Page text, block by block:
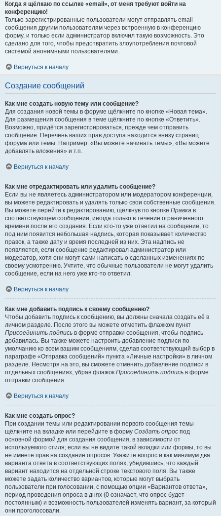
Когда я щёлкаю по ссылке «email», от меня требуют войти на
конференцию!
Только зарегистрированные пользователи могут отправлять email-
сообщения другим пользователям через встроенную в конференцию
форму, и только если администратор включил такую возможность. Это
сделано для того, чтобы предотвратить злоупотребления почтовой
системой анонимными пользователями.
Вернуться к началу
Создание сообщений
Как мне создать новую тему или сообщение?
Для создания новой темы в форуме щёлкните по кнопке «Новая тема».
Для размещения сообщения в теме щёлкните по кнопке «Ответить».
Возможно, придётся зарегистрироваться, прежде чем отправить
сообщение. Перечень ваших прав доступа находится внизу страниц
форума или темы. Например: «Вы можете начинать темы», «Вы можете
добавлять вложения» и т.п.
Вернуться к началу
Как мне отредактировать или удалить сообщение?
Если вы не являетесь администратором или модератором конференции,
вы можете редактировать и удалять только свои собственные сообщения.
Вы можете перейти к редактированию, щёлкнув по кнопке Правка в
соответствующем сообщении, иногда только в течение ограниченного
времени после его создания. Если кто-то уже ответил на сообщение, то
под ним появится небольшая надпись, которая показывает количество
правок, а также дату и время последней из них. Эта надпись не
появляется, если сообщение редактировал администратор или
модератор, хотя они могут сами написать о сделанных изменениях по
своему усмотрению. Учтите, что обычные пользователи не могут удалить
сообщение, если на него уже кто-то ответил.
Вернуться к началу
Как мне добавить подпись к своему сообщению?
Чтобы добавить подпись к сообщению, вы должны сначала создать её в
личном разделе. После этого вы можете отметить флажком пункт
Присоединить подпись в форме отправки сообщения, чтобы подпись
добавилась. Вы также можете настроить добавление подписи по
умолчанию ко всем вашим сообщениям, сделав соответствующий выбор в
параграфе «Отправка сообщений» пункта «Личные настройки» в личном
разделе. Несмотря на это, вы сможете отменить добавление подписи в
отдельных сообщениях, убрав флажок Присоединить подпись в форме
отправки сообщения.
Вернуться к началу
Как мне создать опрос?
При создании темы или редактировании первого сообщения темы
щёлкните на вкладке или перейдите в форму Создать опрос под
основной формой для создания сообщения, в зависимости от
используемого стиля; если вы не видите такой вкладки или формы, то вы
не имеете прав на создание опросов. Укажите вопрос и как минимум два
варианта ответа в соответствующих полях, убедившись, что каждый
вариант находится на отдельной строке текстового поля. Вы также
можете задать количество вариантов, которые могут выбрать
пользователи при голосовании, с помощью опции «Вариантов ответа»,
период проведения опроса в днях (0 означает, что опрос будет
постоянным) и возможность пользователей изменять вариант, за который
они проголосовали.